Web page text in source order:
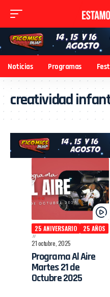
Noticias Programas
creatividad
25 ANIVERSARIO
25 AÑOS
21 octubre, 2025
Programa Al Aire
Martes 21 de
Octubre 2025